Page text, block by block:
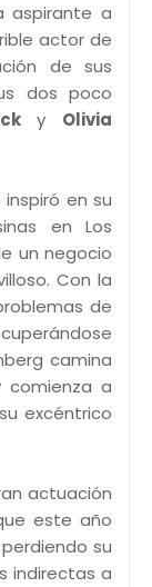
aspirante a
actor de
de sus
dos poco
y Olivia
inspiró en su
en Los
un negocio
Con la
de
camina
comienza a
excéntrico
actuación
este año
su
indirectas a